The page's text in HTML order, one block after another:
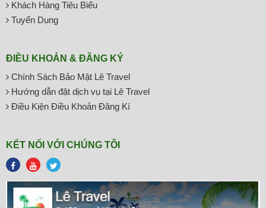
Khách Hàng Tiêu Biểu
Tuyển Dụng
ĐIỀU KHOẢN & ĐĂNG KÝ
Chính Sách Bảo Mật Lê Travel
Hướng dẫn đặt dịch vụ tại Lê Travel
Điều Kiện Điều Khoản Đăng Kí
KẾT NỐI VỚI CHÚNG TÔI